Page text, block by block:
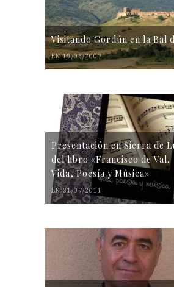
Visitando Gordún en la Bal
EN 19/06/2007
Presentación en Sierra de
del libro «Francisco de Val.
Vida, Poesía y Música»
EN 31/07/2011